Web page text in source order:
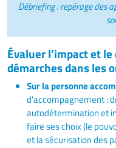
Débriefing : repérage des
Évaluer l’impact et
démarches dans les
Sur la personne
d’accompagnement :
autodétermination et
faire ses choix (le
et la sécurisation des